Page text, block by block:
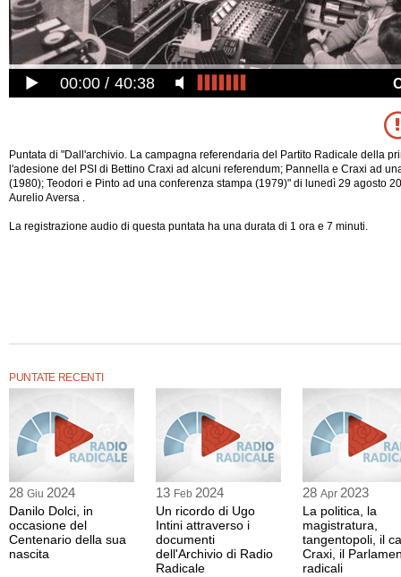
00:00 40:38
Puntata di "Dall'archivio. La campagna referendaria del Partito Radicale della
l'adesione del PSI di Bettino Craxi ad alcuni referendum; Pannella e Craxi ad
(1980); Teodori e Pinto ad una conferenza stampa (1979)" di lunedì 29 agosto
Aurelio Aversa .
La registrazione audio di questa puntata ha una durata di 1 ora e 7 minuti.
PUNTATE RECENTI
28 Giu 2024
Danilo Dolci, in
occasione del
Centenario della sua
nascita
13 Feb 2024
Un ricordo di Ugo
Intini attraverso i
documenti
dell'Archivio di Radio
Radicale
28 Apr 2023
La politica, la
magistratura,
tangentopoli, il
Craxi, il
radicali